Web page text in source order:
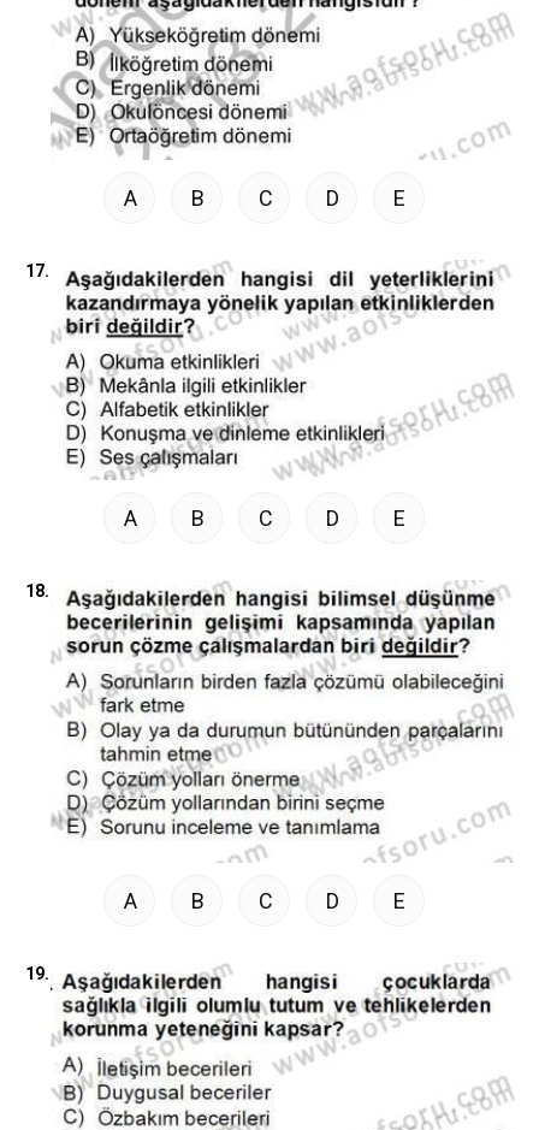
A B C D E
17.
A B C D E
18.
A B C D E
19.